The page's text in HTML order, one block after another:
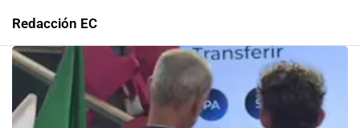
Redacción EC